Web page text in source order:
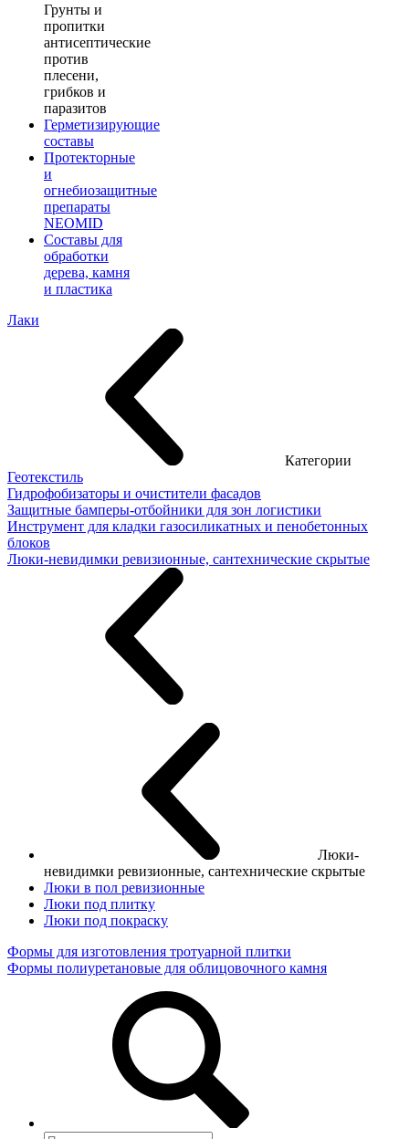
Грунты и
пропитки
антисептические
против
плесени,
грибков и
паразитов
Герметизирующие
составы
Протекторные
и
огнебиозащитные
препараты
NEOMID
Составы для
обработки
дерева, камня
и пластика
Лаки
Категории
Геотекстиль
Гидрофобизаторы и очистители фасадов
Защитные бамперы-отбойники для зон логистики
Инструмент для кладки газосиликатных и пенобетонных
блоков
Люки-невидимки ревизионные, сантехнические скрытые
Люки-
невидимки ревизионные, сантехнические скрытые
Люки в пол ревизионные
Люки под плитку
Люки под покраску
Формы для изготовления тротуарной плитки
Формы полиуретановые для облицовочного камня